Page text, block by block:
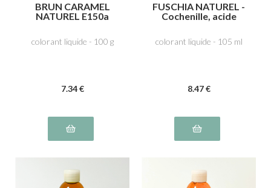
BRUN CARAMEL
NATUREL E150a
colorant liquide - 100 g
7.34 €
FUSCHIA NATUREL -
Cochenille, acide
colorant liquide - 105 ml
8.47 €